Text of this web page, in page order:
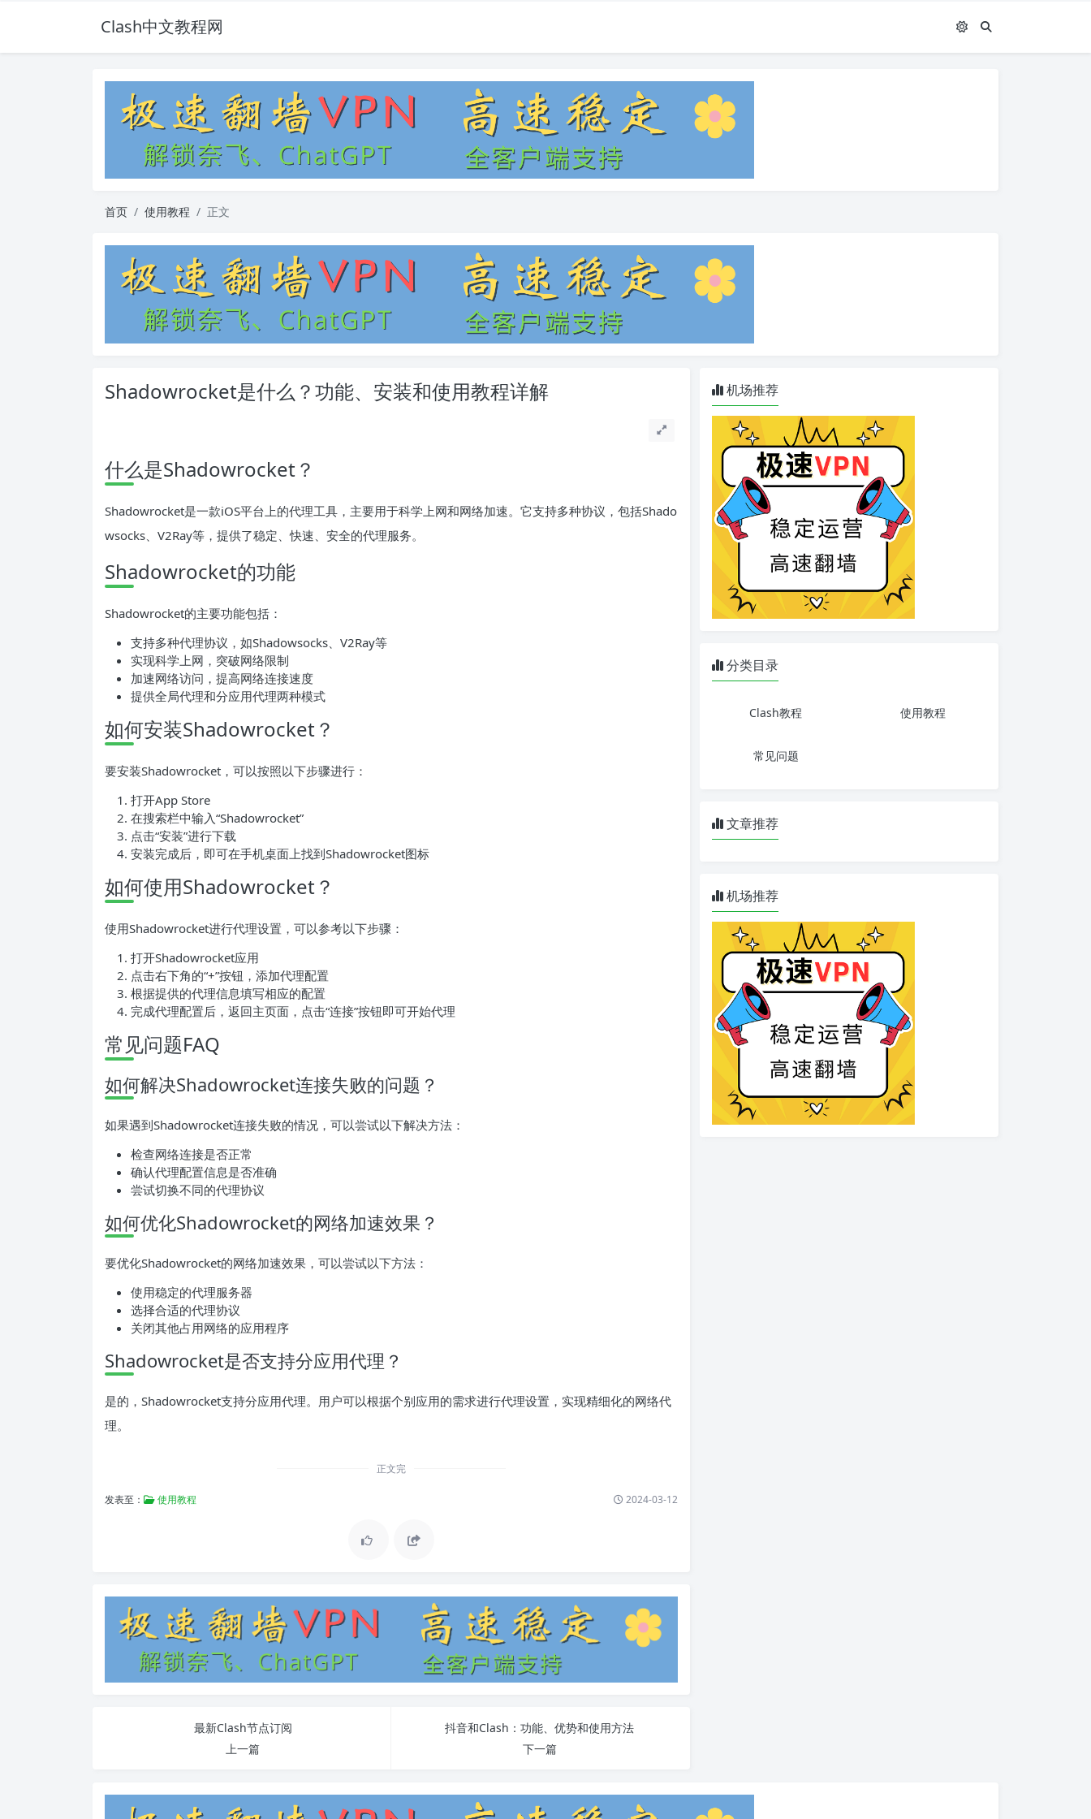
Clash中文教程网
首页 使用教程 正文
Shadowrocket是什么？功能、安装和使用教程详解
什么是Shadowrocket？
Shadowrocket是一款iOS平台上的代理工具，主要用于科学上网和网络加速。它支持多种协议，包括Shado
wsocks、V2Ray等，提供了稳定、快速、安全的代理服务。
Shadowrocket的功能
Shadowrocket的主要功能包括：
支持多种代理协议，如Shadowsocks、V2Ray等
实现科学上网，突破网络限制
加速网络访问，提高网络连接速度
提供全局代理和分应用代理两种模式
如何安装Shadowrocket？
要安装Shadowrocket，可以按照以下步骤进行：
打开App Store
在搜索栏中输入“Shadowrocket”
点击“安装”进行下载
安装完成后，即可在手机桌面上找到Shadowrocket图标
如何使用Shadowrocket？
使用Shadowrocket进行代理设置，可以参考以下步骤：
打开Shadowrocket应用
点击右下角的“+”按钮，添加代理配置
根据提供的代理信息填写相应的配置
完成代理配置后，返回主页面，点击“连接”按钮即可开始代理
常见问题FAQ
如何解决Shadowrocket连接失败的问题？
如果遇到Shadowrocket连接失败的情况，可以尝试以下解决方法：
检查网络连接是否正常
确认代理配置信息是否准确
尝试切换不同的代理协议
如何优化Shadowrocket的网络加速效果？
要优化Shadowrocket的网络加速效果，可以尝试以下方法：
使用稳定的代理服务器
选择合适的代理协议
关闭其他占用网络的应用程序
Shadowrocket是否支持分应用代理？
是的，Shadowrocket支持分应用代理。用户可以根据个别应用的需求进行代理设置，实现精细化的网络代
理。
正文完
发表至： 使用教程 2024-03-12
最新Clash节点订阅
上一篇
抖音和Clash：功能、优势和使用方法
下一篇
机场推荐
分类目录
Clash教程 使用教程
常见问题
文章推荐
机场推荐